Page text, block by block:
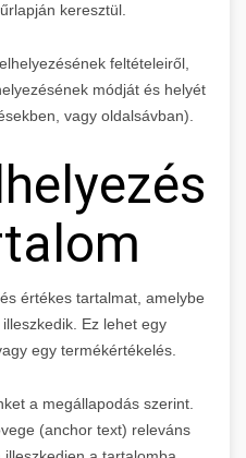
keresztül.
feltételeiről,
módját és helyét
vagy oldalsávban).
értékes tartalmat, amelybe
Ez lehet egy
egy termékértékelés.
a megállapodás szerint.
(anchor text) releváns